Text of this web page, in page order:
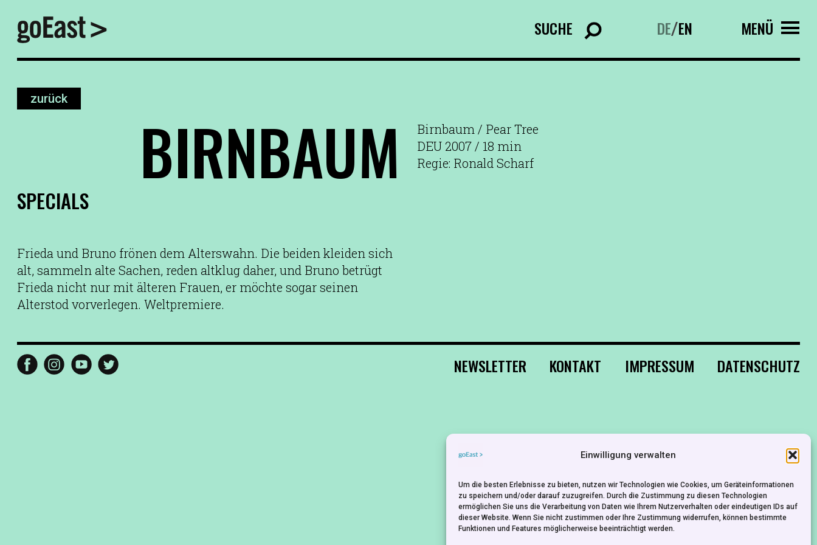
Einwilligung verwalten
Um die besten Erlebnisse zu bieten, nutzen wir Technologien wie Cookies, um Geräteinformationen
zu speichern und/oder darauf zuzugreifen. Durch die Zustimmung zu diesen Technologien
ermöglichen Sie uns die Verarbeitung von Daten wie Ihrem Nutzerverhalten oder eindeutigen IDs auf
dieser Website. Wenn Sie nicht zustimmen oder Ihre Zustimmung widerrufen, können bestimmte
Funktionen und Features möglicherweise beeinträchtigt werden.
SUCHE DE/EN MENÜ
zurück
BIRNBAUM
SPECIALS
Frieda und Bruno frönen dem Alterswahn. Die beiden kleiden sich
alt, sammeln alte Sachen, reden altklug daher, und Bruno betrügt
Frieda nicht nur mit älteren Frauen, er möchte sogar seinen
Alterstod vorverlegen. Weltpremiere.
Birnbaum / Pear Tree
DEU 2007 / 18 min
Regie: Ronald Scharf
NEWSLETTER KONTAKT IMPRESSUM DATENSCHUTZ